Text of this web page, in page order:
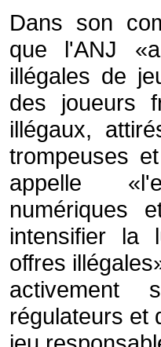
Dans son
que l'ANJ
illégales de
des joueurs
illégaux,
trompeuses
appelle
numériques
intensifier la
offres
régulateurs et